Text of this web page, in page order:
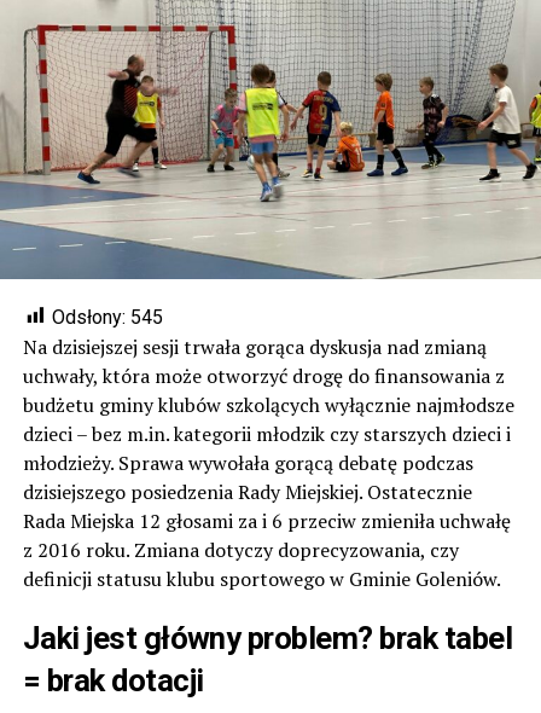
Odsłony: 545
Na dzisiejszej sesji trwała gorąca dyskusja nad zmianą
uchwały, która może otworzyć drogę do finansowania z
budżetu gminy klubów szkolących wyłącznie najmłodsze
dzieci – bez m.in. kategorii młodzik czy starszych dzieci i
młodzieży. Sprawa wywołała gorącą debatę podczas
dzisiejszego posiedzenia Rady Miejskiej. Ostatecznie
Rada Miejska 12 głosami za i 6 przeciw zmieniła uchwałę
z 2016 roku. Zmiana dotyczy doprecyzowania, czy
definicji statusu klubu sportowego w Gminie Goleniów.
Jaki jest główny problem? brak tabel
= brak dotacji